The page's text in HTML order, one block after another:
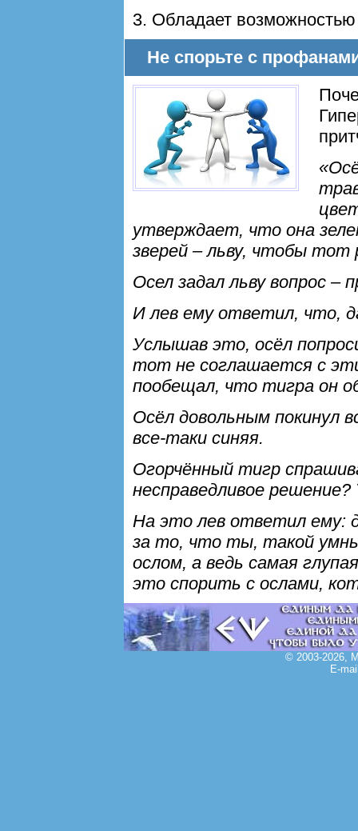
3. Обладает
Не спорьте с
утверждает, что она
зверей – льву, чтобы тот
Осел задал льву вопрос –
И лев ему ответил, что,
Услышав это, осёл
тот не соглашается с
пообещал, что тигра он
Осёл довольным покинул
все-таки синяя.
Огорчённый тигр
несправедливое решение?
На это лев ответил ему:
за то, что ты, такой
ослом, а ведь самая
это спорить с ослами,
© 2003-2026,
E-